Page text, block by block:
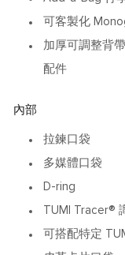
可客製化
加厚可調整背
配件
內部
拉鍊口袋
多媒體口袋
D-ring
TUMI Tracer®
可搭配特定